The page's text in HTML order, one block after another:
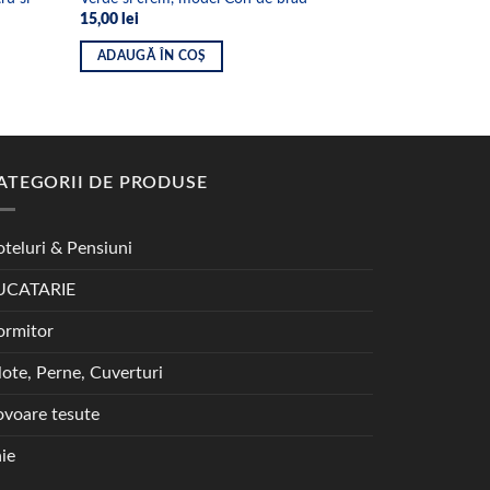
15,00 lei
ADAUGĂ ÎN COȘ
DE PRODUSE
& Pensiuni
Perne, Cuverturi
tesute